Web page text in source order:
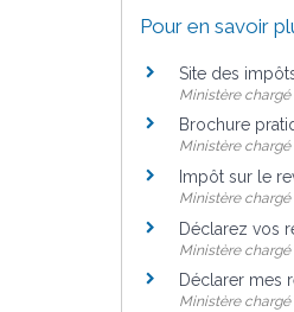
Pour en savoir
Site des
Ministère
Brochure
Ministère
Impôt sur le
Ministère
Déclarez vos
Ministère
Déclarer mes
Ministère